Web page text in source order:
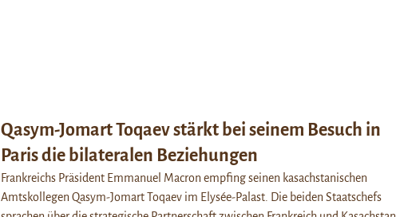
Qasym-Jomart Toqaev stärkt bei seinem Besuch in
Paris die bilateralen Beziehungen
Frankreichs Präsident Emmanuel Macron empfing seinen kasachstanischen
Amtskollegen Qasym-Jomart Toqaev im Elysée-Palast. Die beiden Staatschefs